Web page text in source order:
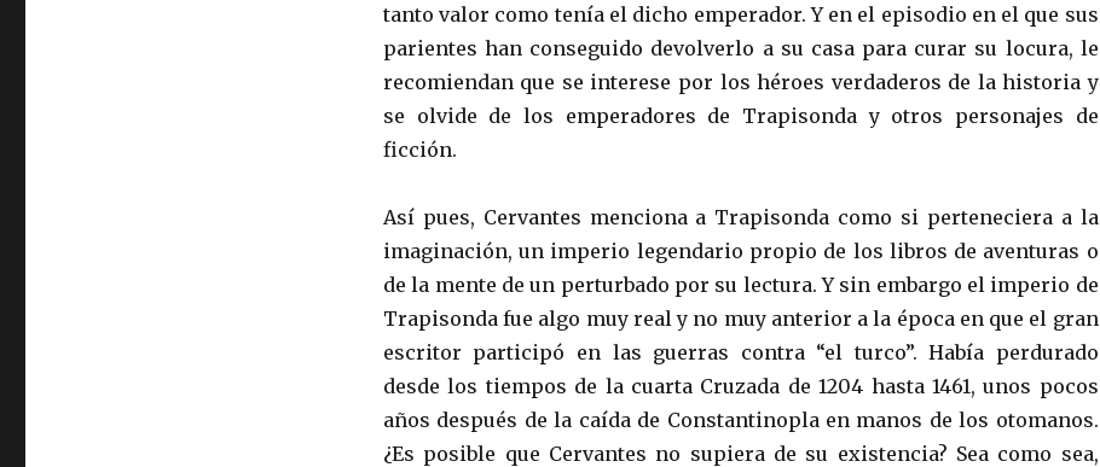
tanto valor como tenía el dicho emperador. Y en el episodio en el que sus
parientes han conseguido devolverlo a su casa para curar su locura, le
recomiendan que se interese por los héroes verdaderos de la historia y
se olvide de los emperadores de Trapisonda y otros personajes de
ficción.
Así pues, Cervantes menciona a Trapisonda como si perteneciera a la
imaginación, un imperio legendario propio de los libros de aventuras o
de la mente de un perturbado por su lectura. Y sin embargo el imperio de
Trapisonda fue algo muy real y no muy anterior a la época en que el gran
escritor participó en las guerras contra “el turco”. Había perdurado
desde los tiempos de la cuarta Cruzada de 1204 hasta 1461, unos pocos
años después de la caída de Constantinopla en manos de los otomanos.
¿Es posible que Cervantes no supiera de su existencia? Sea como sea,